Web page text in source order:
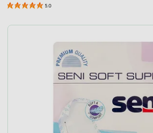
5.0